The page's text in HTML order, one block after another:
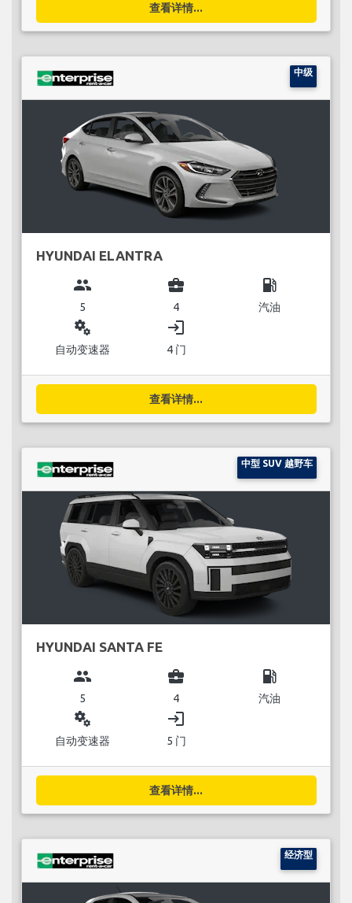
查看详情...
中级
HYUNDAI ELANTRA
group
5
business_center
4
local_gas_station
汽油
miscellaneous_services
自动变速器
login
4 门
查看详情...
中型 SUV 越野车
HYUNDAI SANTA FE
group
5
business_center
4
local_gas_station
汽油
miscellaneous_services
自动变速器
login
5 门
查看详情...
经济型